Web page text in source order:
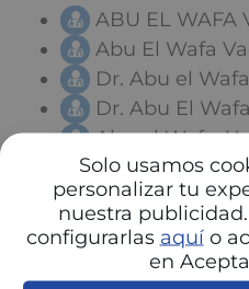
Solo usamos
personalizar tu
nuestra
configurarlas aquío
en
ABU EL WAFA
Abu El Wafa
Dr. Abu el
Dr. Abu El
Abu el Wafa,